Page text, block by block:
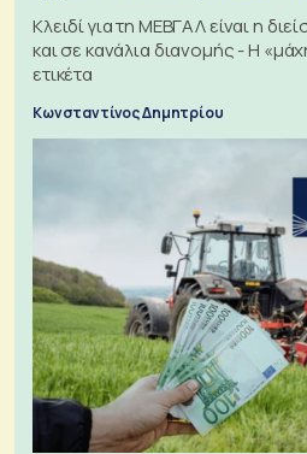
Κλειδί για τη ΜΕΒΓΑΛ είναι η
και σε κανάλια διανομής - Η
ετικέτα
Κωνσταντίνος Δημητρίου